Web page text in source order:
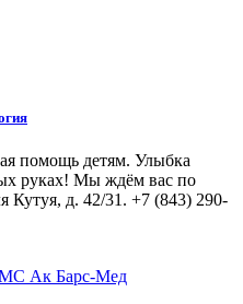
помощь детям. Улыбка
руках! Мы ждём вас по
Кутуя, д. 42/31. +7 (843) 290-
Ак Барс-Мед